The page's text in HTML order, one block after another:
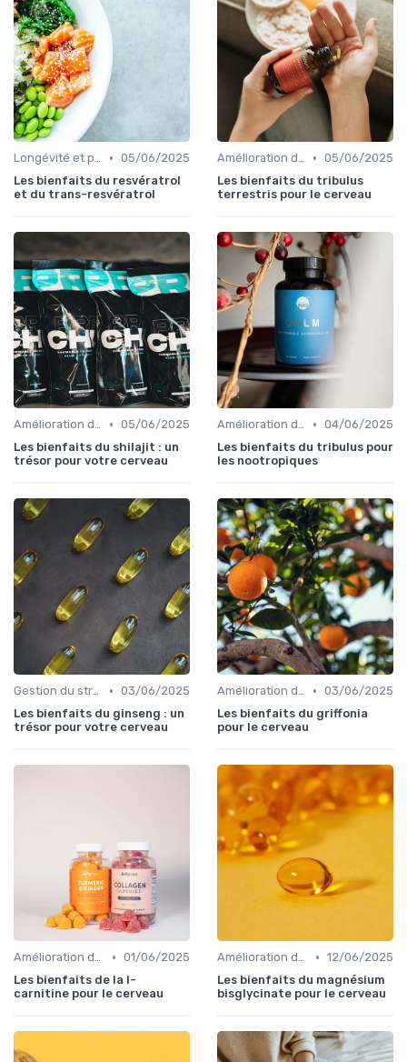
Longévité et prévention • 05/06/2025
Les bienfaits du resvératrol
et du trans-resvératrol
Amélioration de l'humeur • 05/06/2025
Les bienfaits du tribulus
terrestris pour le cerveau
Amélioration de la concentration • 05/06/2025
Les bienfaits du shilajit : un
trésor pour votre cerveau
Amélioration de l'humeur • 04/06/2025
Les bienfaits du tribulus pour
les nootropiques
Gestion du stress et de l'anxiété • 03/06/2025
Les bienfaits du ginseng : un
trésor pour votre cerveau
Amélioration de l'humeur • 03/06/2025
Les bienfaits du griffonia
pour le cerveau
Amélioration de l'humeur • 01/06/2025
Les bienfaits de la l-
carnitine pour le cerveau
Amélioration de l'humeur • 12/06/2025
Les bienfaits du magnésium
bisglycinate pour le cerveau